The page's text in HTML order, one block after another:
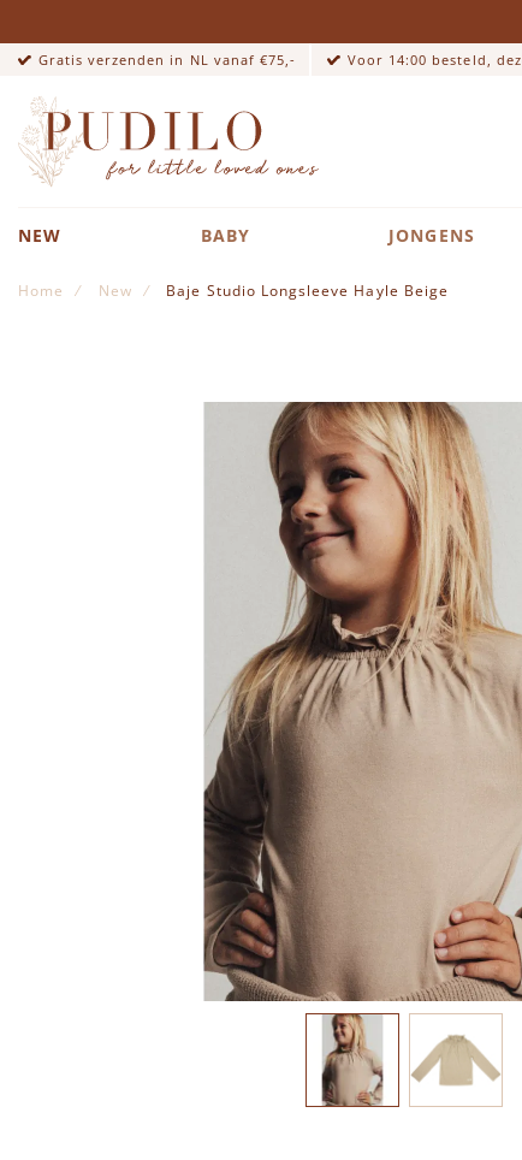
Gratis verzenden in NL vanaf €75,- Voor 14:00 besteld,
NEW BABY JONGENS
Home New Baje Studio Longsleeve Hayle Beige
Ga naar het einde van de afbeeldingen-gallerij